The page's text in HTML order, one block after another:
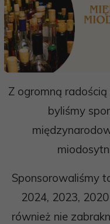
Z ogromną
byliśmy
Sponsorowaliśmy
2024, 2023,
również nie